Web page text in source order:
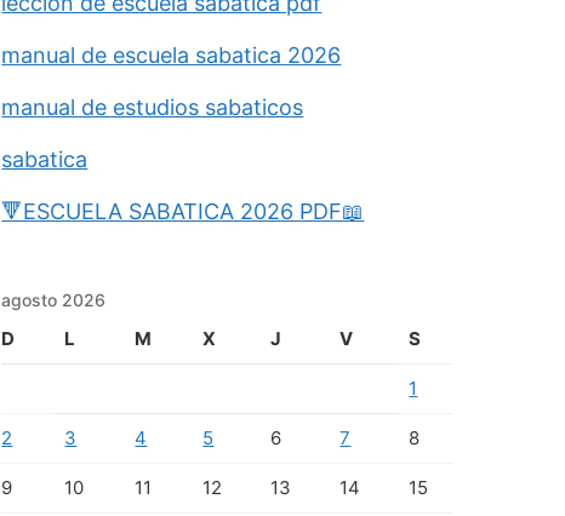
manual de escuela sabatica 2026
manual de estudios sabaticos
sabatica
🔻ESCUELA SABATICA 2026 PDF📖
agosto 2026
D L M X J V S
1
2 3 4 5 6 7 8
9 10 11 12 13 14 15